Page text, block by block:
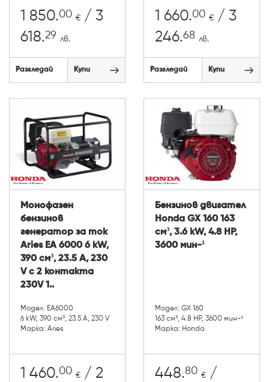
1 850.00 € / 3
618.29 лв.
Разгледай Купи
1 660.00 € / 3
246.68 лв.
Разгледай Купи
Монофазен
бензинов
генератор за ток
Aries EA 6000 6 kW,
390 см³, 23.5 A, 230
V с 2 контакта
230V 1..
Модел: EA6000
6 kW, 390 см³, 23.5 A, 230 V
Марка: Aries
1 460.00 € / 2
Бензинов двигател
Honda GX 160 163
см³, 3.6 kW, 4.8 HP,
3600 мин-¹
Модел: GX 160
163 см³, 4.8 HP, 3600 мин-¹
Марка: Honda
448.80 € /